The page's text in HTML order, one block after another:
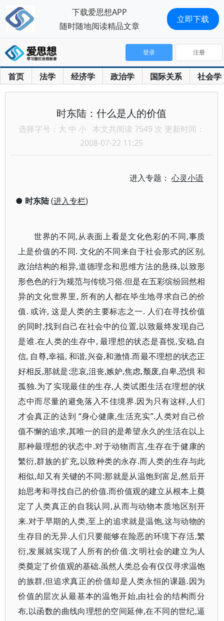
首页 法学 经济学 政治学 国际关系 社会学
登录 注册
时东陆：什么是人的价值
选择字号： 大 中 小 本文共阅读 7549 次 更新时间：
2008-07-22 11:25
进入专题：心灵小语
● 时东陆(进入专栏)
世界的不同,从表面上看是文化色彩的不同,事质
上是价值的不同. 文化的不同来自于社会形式的区别,
政治结构的相异,道德理念和思维方法的悬殊,以致形
形色色的行为规范与传统习俗.但是在五彩缤纷回然相
异的文化世界里, 所有的人都在毕生地寻求自己的价
值. 或许, 这是人类的主要标志之一. 人们在寻找价值
的同时,找到自己在社会中的位置,以致最终发现自己
是谁.在人类的生存中, 最理想的状态是喜悦,安稳,自
信, 自尊,幸福, 和谐,兴奋,和激情.而最不理想的状态正
好相反,那就是:悲哀,沮丧,嫉妒,焦虑,颓废,自卑,恐惧 和
孤独.为了实现最佳的生存,人类试图生活在理想的状
态中而尽量的避免落入不佳境界.因为只有这样,人们
才会真正的达到 “身心健康,生活充实”.人类对自己价
值不懈的追求,其唯一的目的是希望永久的生活在以上
那种最理想的状态中.对于动物而言,生存在于健康的
繁衍,群族的扩充,以致种类的永存.而人类的生存与此
相似,却又有关键的不同:那就是从温饱到富足,然后开
始思考和寻找自己的价值.而价值观的建立从根本上奠
定了人类真正的自我认同,从而与动物本质地区别开
来.对于早期的人类,至上的追求就是温饱,这与动物的
生存目的无异.人们只要能够在险恶的环境下存活,繁
衍,发展就实现了人所有的价值.文明社会的建立为人
类奠定了价值观的基础.虽然人类总会有仅仅寻求温饱
的族群,但追求真正的价值却是人类永恒的课题.因为
价值的层次从最基本的温饱开始,由社会的结构而分
布,以函数的曲线向理想的空间延伸,在不同的世纪,逼
下载爱思想APP
随时随地阅读精品文章
立即下载